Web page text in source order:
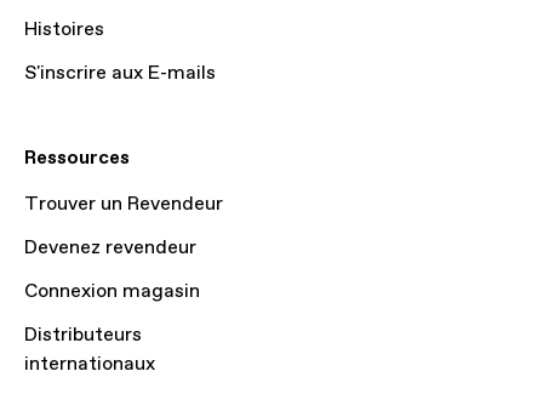
Histoires
S'inscrire aux E-mails
Ressources
Trouver un Revendeur
Devenez revendeur
Connexion magasin
Distributeurs
internationaux